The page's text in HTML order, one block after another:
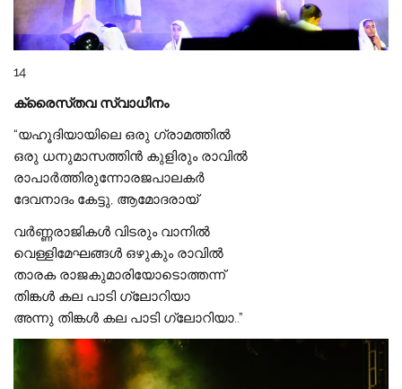
14
ക്രൈസ്‌തവ സ്വാധീനം
“യഹൂദിയായിലെ ഒരു ഗ്രാമത്തില്‍
ഒരു ധനുമാസത്തിന്‍ കുളിരും രാവില്‍
രാപാര്‍ത്തിരുന്നോരജപാലകര്‍
ദേവനാദം കേട്ടു, ആമോദരായ്
വര്‍ണ്ണരാജികള്‍ വിടരും വാനില്‍
വെള്ളിമേഘങ്ങള്‍ ഒഴുകും രാവില്‍
താരക രാജകുമാരിയോടൊത്തന്ന്
തിങ്കള്‍ കല പാടി ഗ്ലോറിയാ
അന്നു തിങ്കള്‍ കല പാടി ഗ്ലോറിയാ..”